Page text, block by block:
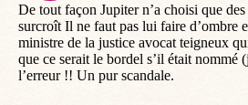
De tout façon Jupiter n’a choisi que
surcroît Il ne faut pas lui faire d’ombre
ministre de la justice avocat teigneux
que ce serait le bordel s’il était nommé
l’erreur !! Un pur scandale.